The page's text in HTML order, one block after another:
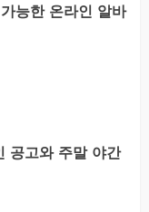
능한 온라인 알바
공고와 주말 야간